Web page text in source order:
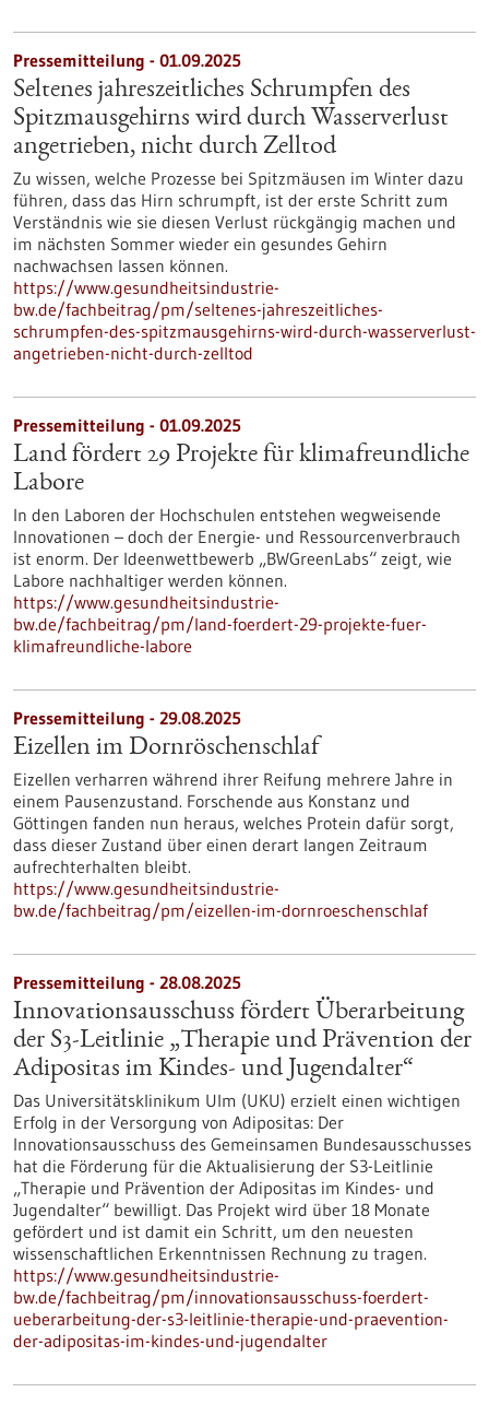
Pressemitteilung - 01.09.2025
Seltenes jahreszeitliches Schrumpfen des
Spitzmausgehirns wird durch Wasserverlust
angetrieben, nicht durch Zelltod
Zu wissen, welche Prozesse bei Spitzmäusen im Winter dazu
führen, dass das Hirn schrumpft, ist der erste Schritt zum
Verständnis wie sie diesen Verlust rückgängig machen und
im nächsten Sommer wieder ein gesundes Gehirn
nachwachsen lassen können.
https://www.gesundheitsindustrie-
bw.de/fachbeitrag/pm/seltenes-jahreszeitliches-
schrumpfen-des-spitzmausgehirns-wird-durch-wasserverlust-
angetrieben-nicht-durch-zelltod
Pressemitteilung - 01.09.2025
Land fördert 29 Projekte für klimafreundliche
Labore
In den Laboren der Hochschulen entstehen wegweisende
Innovationen – doch der Energie- und Ressourcenverbrauch
ist enorm. Der Ideenwettbewerb „BWGreenLabs“ zeigt, wie
Labore nachhaltiger werden können.
https://www.gesundheitsindustrie-
bw.de/fachbeitrag/pm/land-foerdert-29-projekte-fuer-
klimafreundliche-labore
Pressemitteilung - 29.08.2025
Eizellen im Dornröschenschlaf
Eizellen verharren während ihrer Reifung mehrere Jahre in
einem Pausenzustand. Forschende aus Konstanz und
Göttingen fanden nun heraus, welches Protein dafür sorgt,
dass dieser Zustand über einen derart langen Zeitraum
aufrechterhalten bleibt.
https://www.gesundheitsindustrie-
bw.de/fachbeitrag/pm/eizellen-im-dornroeschenschlaf
Pressemitteilung - 28.08.2025
Innovationsausschuss fördert Überarbeitung
der S3-​Leitlinie „Therapie und Prävention der
Adipositas im Kindes-​ und Jugendalter“
Das Universitätsklinikum Ulm (UKU) erzielt einen wichtigen
Erfolg in der Versorgung von Adipositas: Der
Innovationsausschuss des Gemeinsamen Bundesausschusses
hat die Förderung für die Aktualisierung der S3-​Leitlinie
„Therapie und Prävention der Adipositas im Kindes-​ und
Jugendalter“ bewilligt. Das Projekt wird über 18 Monate
gefördert und ist damit ein Schritt, um den neuesten
wissenschaftlichen Erkenntnissen Rechnung zu tragen.
https://www.gesundheitsindustrie-
bw.de/fachbeitrag/pm/innovationsausschuss-foerdert-
ueberarbeitung-der-s3-leitlinie-therapie-und-praevention-
der-adipositas-im-kindes-und-jugendalter